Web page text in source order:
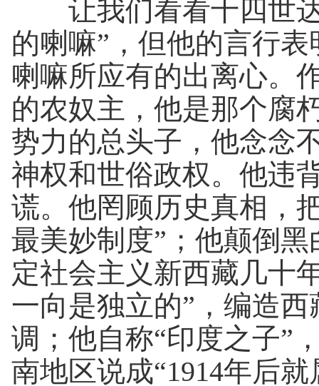
让我们看看十四世达
的喇嘛”，但他的言行
喇嘛所应有的出离心。
的农奴主，他是那个腐
势力的总头子，他念念
神权和世俗政权。他违
谎。他罔顾历史真相，
最美妙制度”；他颠倒
定社会主义新西藏几十
一向是独立的”，编造西
调；他自称“印度之子”
南地区说成“1914年后